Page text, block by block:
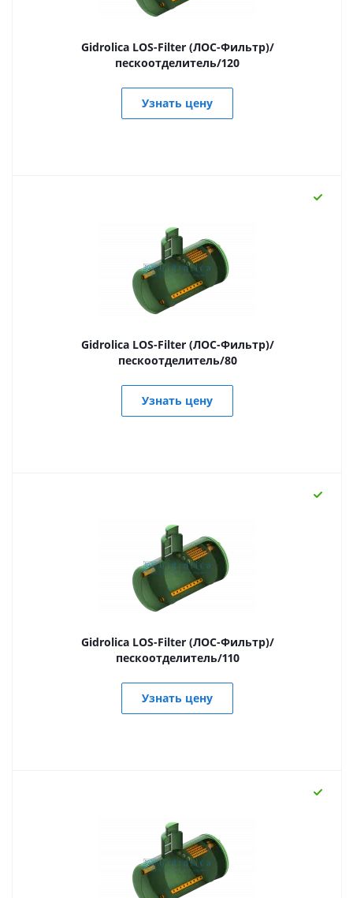
Gidrolica LOS-Filter (ЛОС-Фильтр)/
пескоотделитель/120
Узнать цену
Gidrolica LOS-Filter (ЛОС-Фильтр)/
пескоотделитель/80
Узнать цену
Gidrolica LOS-Filter (ЛОС-Фильтр)/
пескоотделитель/110
Узнать цену